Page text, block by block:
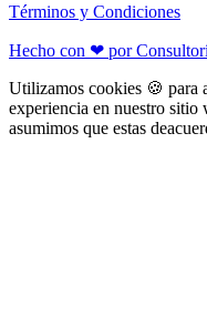
Términos y Condiciones
Hecho con ❤ por
Utilizamos cookies 🍪 para
experiencia en nuestro
asumimos que estas